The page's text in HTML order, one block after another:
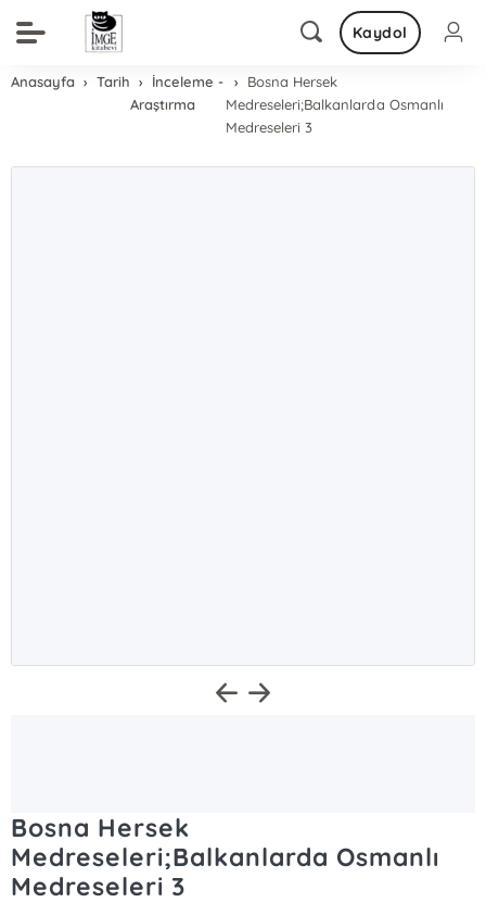
Kaydol
Anasayfa Tarih
İnceleme -
Araştırma
Bosna Hersek
Medreseleri;Balkanlarda Osmanlı
Medreseleri 3
Bosna Hersek
Medreseleri;Balkanlarda Osmanlı
Medreseleri 3